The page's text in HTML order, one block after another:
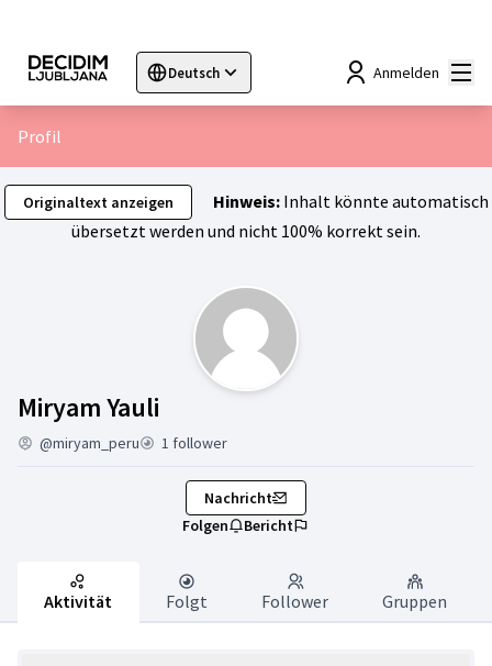
Deutsch
Sprache wählen Choose languageChoisir la langue
Anmelden
Profil
Originaltext anzeigen Hinweis:Inhalt könnte automatisch
übersetzt werden und nicht 100% korrekt sein.
Miryam Yauli
@miryam_peru 1 follower
Nachricht
Folgen
Bericht
Aktivität Folgt Follower Gruppen